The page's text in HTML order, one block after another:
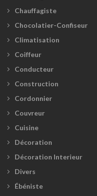
Chauffagiste
Chocolatier-Confiseur
Climatisation
Coiffeur
Conducteur
Construction
Cordonnier
Couvreur
Cuisine
Décoration
Décoration Interieur
Divers
Ébéniste